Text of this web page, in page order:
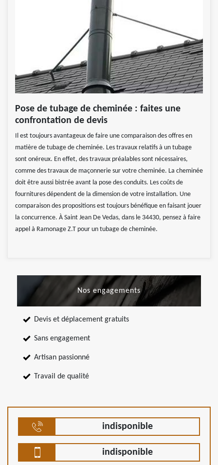
Pose de tubage de cheminée : faites une
confrontation de devis
Il est toujours avantageux de faire une comparaison des offres en
matière de tubage de cheminée. Les travaux relatifs à un tubage
sont onéreux. En effet, des travaux préalables sont nécessaires,
comme des travaux de maçonnerie sur votre cheminée. La cheminée
doit être aussi bistrée avant la pose des conduits. Les coûts de
fournitures dépendent de la dimension de votre installation. Une
comparaison des propositions est toujours bénéfique en faisant jouer
la concurrence. À Saint Jean De Vedas, dans le 34430, pensez à faire
appel à Ramonage Z.T pour un tubage de cheminée.
Nos engagements
Devis et déplacement gratuits
Sans engagement
Artisan passionné
Travail de qualité
indisponible
indisponible